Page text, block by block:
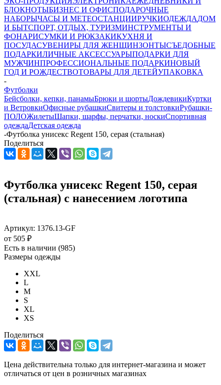
БЛОКНОТЫБИЗНЕС И ОФИСПОДАРОЧНЫЕ
НАБОРЫЧАСЫ И МЕТЕОСТАНЦИИРУЧКИОДЕЖДАДОМ
И БЫТСПОРТ, ОТДЫХ, ТУРИЗМИНСТРУМЕНТЫ И
ФОНАРИСУМКИ И РЮКЗАКИКУХНЯ И
ПОСУДАСУВЕНИРЫ ДЛЯ ЖЕНЩИНЗОНТЫСЪЕДОБНЫЕ
ПОДАРКИЛИЧНЫЕ АКСЕССУАРЫПОДАРКИ ДЛЯ
МУЖЧИНПРОФЕССИОНАЛЬНЫЕ ПОДАРКИНОВЫЙ
ГОД И РОЖДЕСТВОТОВАРЫ ДЛЯ ДЕТЕЙУПАКОВКА
-
Футболки
Бейсболки, кепки, панамыБрюки и шортыДождевикиКуртки
и ВетровкиОфисные рубашкиСвитеры и толстовкиРубашки-
ПОЛОЖилетыШапки, шарфы, перчатки, носкиСпортивная
одеждаДетская одежда
-Футболка унисекс Regent 150, серая (стальная)
Поделиться
Футболка унисекс Regent 150, серая
(стальная) с нанесением логотипа
Артикул: 1376.13-GF
от 505 ₽
Есть в наличии (985)
Размеры одежды
XXL
L
M
S
XL
XS
Поделиться
Цена действительна только для интернет-магазина и может
отличаться от цен в розничных магазинах